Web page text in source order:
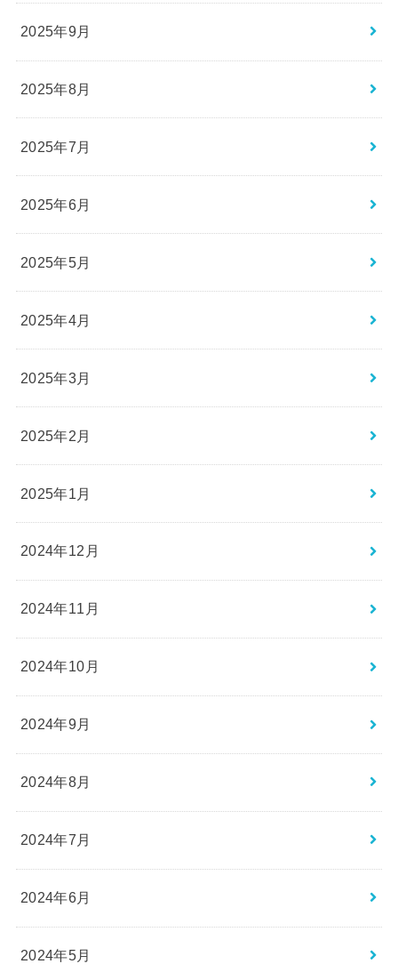
2025年9月
2025年8月
2025年7月
2025年6月
2025年5月
2025年4月
2025年3月
2025年2月
2025年1月
2024年12月
2024年11月
2024年10月
2024年9月
2024年8月
2024年7月
2024年6月
2024年5月